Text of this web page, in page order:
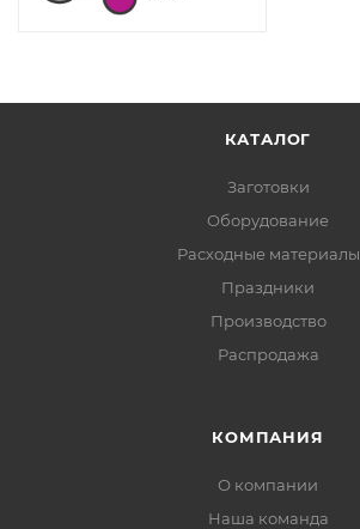
КАТАЛОГ
Заготовки
Оборудование
Расходные материалы
Праздники
Производство
Распродажа
КОМПАНИЯ
О компании
Наша команда